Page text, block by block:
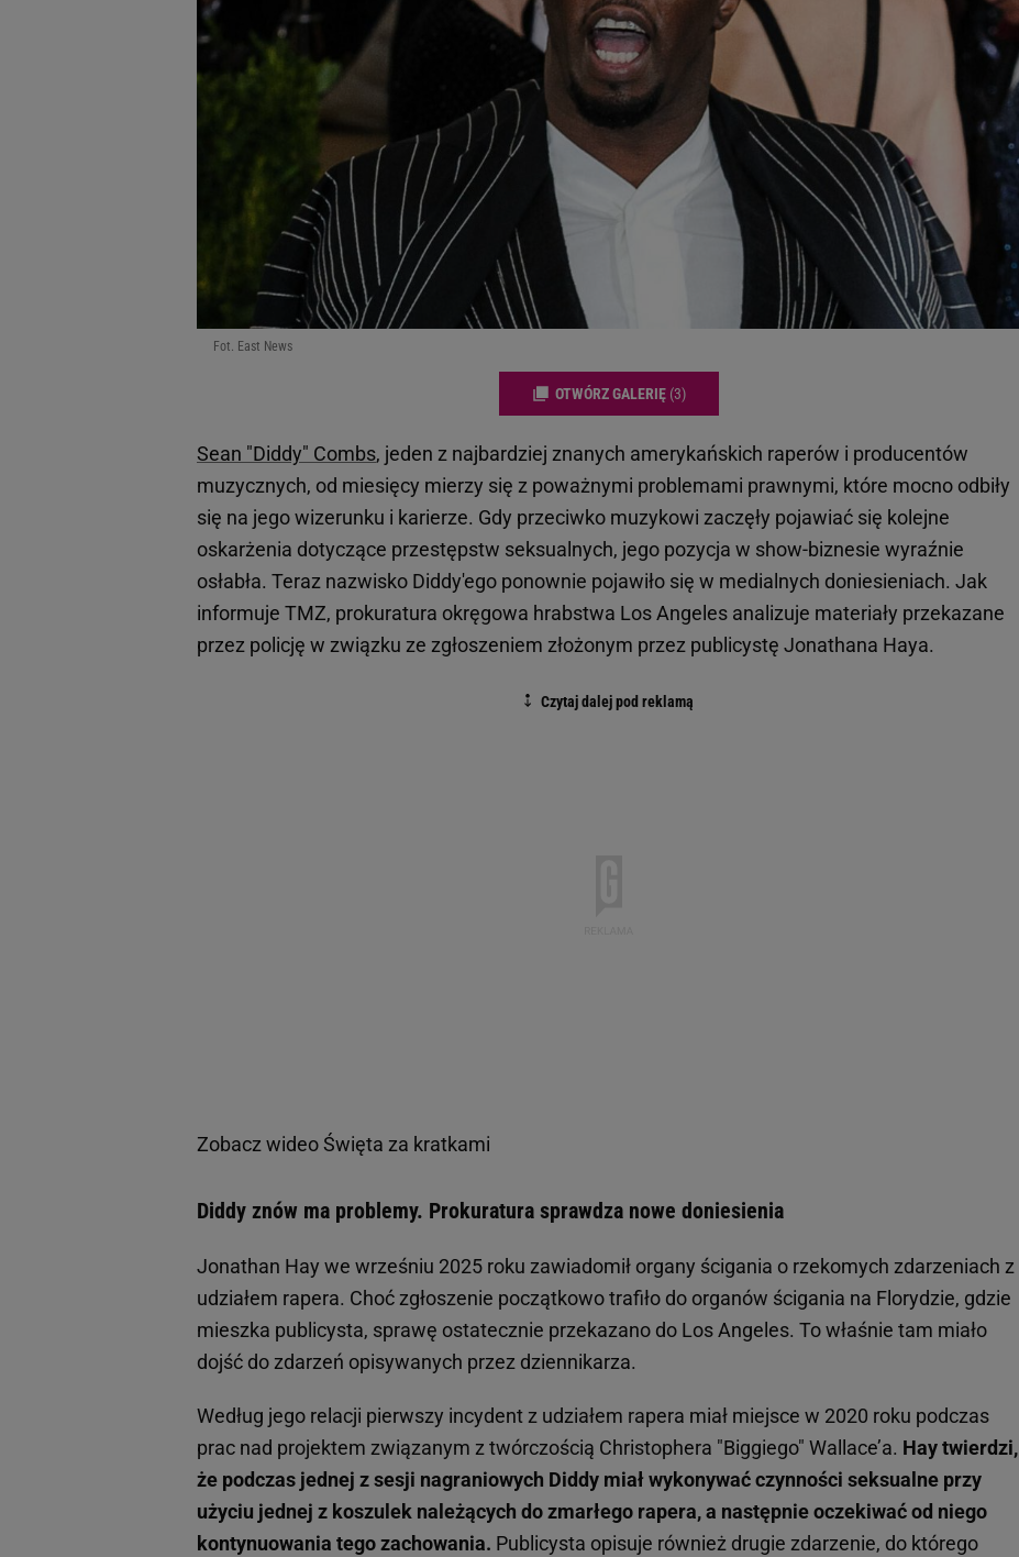
Fot. East News
OTWÓRZ GALERIĘ (3)
Sean "Diddy" Combs, jeden z najbardziej znanych amerykańskich raperów i producentów
muzycznych, od miesięcy mierzy się z poważnymi problemami prawnymi, które mocno odbiły
się na jego wizerunku i karierze. Gdy przeciwko muzykowi zaczęły pojawiać się kolejne
oskarżenia dotyczące przestępstw seksualnych, jego pozycja w show-biznesie wyraźnie
osłabła. Teraz nazwisko Diddy'ego ponownie pojawiło się w medialnych doniesieniach. Jak
informuje TMZ, prokuratura okręgowa hrabstwa Los Angeles analizuje materiały przekazane
przez policję w związku ze zgłoszeniem złożonym przez publicystę Jonathana Haya.
Zobacz wideoŚwięta za kratkami
Diddy znów ma problemy. Prokuratura sprawdza nowe doniesienia
Jonathan Hay we wrześniu 2025 roku zawiadomił organy ścigania o rzekomych zdarzeniach z
udziałem rapera. Choć zgłoszenie początkowo trafiło do organów ścigania na Florydzie, gdzie
mieszka publicysta, sprawę ostatecznie przekazano do Los Angeles. To właśnie tam miało
dojść do zdarzeń opisywanych przez dziennikarza.
Według jego relacji pierwszy incydent z udziałem rapera miał miejsce w 2020 roku podczas
prac nad projektem związanym z twórczością Christophera "Biggiego" Wallace’a. Hay twierdzi,
że podczas jednej z sesji nagraniowych Diddy miał wykonywać czynności seksualne przy
użyciu jednej z koszulek należących do zmarłego rapera, a następnie oczekiwać od niego
kontynuowania tego zachowania. Publicysta opisuje również drugie zdarzenie, do którego